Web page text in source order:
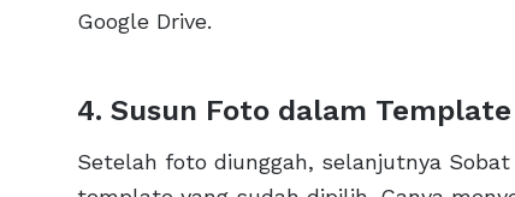
Google Drive.
4. Susun Foto dalam Template
Setelah foto diunggah, selanjutnya